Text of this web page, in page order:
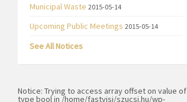
Municipal Waste 2015-05-14
Upcoming Public Meetings 2015-05-14
See All Notices
Notice: Trying to access array offset on value of
type bool in /home/fastvisi/szucsi.hu/wp-